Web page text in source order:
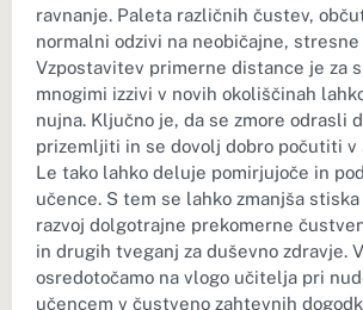
ravnanje. Paleta različnih čustev,
normalni odzivi na neobičajne,
Vzpostavitev primerne distance je za
mnogimi izzivi v novih okoliščinah
nujna. Ključno je, da se zmore odrasli
prizemljiti in se dovolj dobro počutiti v
Le tako lahko deluje pomirjujoče in
učence. S tem se lahko zmanjša
razvoj dolgotrajne prekomerne
in drugih tveganj za duševno zdravje.
osredotočamo na vlogo učitelja pri
učencem v čustveno zahtevnih